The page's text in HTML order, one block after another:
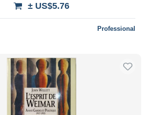
± US$5.76
Professional